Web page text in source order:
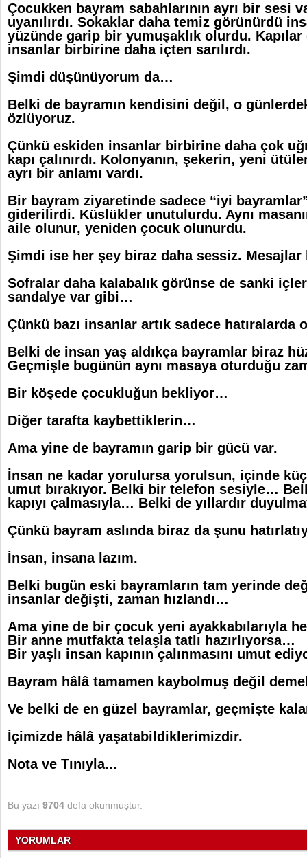
Çocukken bayram sabahlarının ayrı bir sesi
uyanılırdı. Sokaklar daha temiz görünürdü
yüzünde garip bir yumuşaklık olurdu. Kapılar
insanlar birbirine daha içten sarılırdı.
Şimdi düşünüyorum da…
Belki de bayramın kendisini değil, o
özlüyoruz.
Çünkü eskiden insanlar birbirine daha çok
kapı çalınırdı. Kolonyanın, şekerin, yeni
ayrı bir anlamı vardı.
Bir bayram ziyaretinde sadece “iyi
giderilirdi. Küslükler unutulurdu. Aynı
aile olunur, yeniden çocuk olunurdu.
Şimdi ise her şey biraz daha sessiz. Mesajlar
Sofralar daha kalabalık görünse de sanki
sandalye var gibi…
Çünkü bazı insanlar artık sadece
Belki de insan yaş aldıkça bayramlar biraz
Geçmişle bugünün aynı masaya oturduğu
Bir köşede çocukluğun bekliyor…
Diğer tarafta kaybettiklerin…
Ama yine de bayramın garip bir gücü var.
İnsan ne kadar yorulursa yorulsun, içinde
umut bırakıyor. Belki bir telefon sesiyle…
kapıyı çalmasıyla… Belki de yıllardır
Çünkü bayram aslında biraz da şunu
İnsan, insana lazım.
Belki bugün eski bayramların tam yerinde
insanlar değişti, zaman hızlandı…
Ama yine de bir çocuk yeni ayakkabılarıyla
Bir anne mutfakta telaşla tatlı hazırlıyorsa…
Bir yaşlı insan kapının çalınmasını umut
Bayram hâlâ tamamen kaybolmuş değil
Ve belki de en güzel bayramlar, geçmişte
İçimizde hâlâ yaşatabildiklerimizdir.
Nota ve Tınıyla...
Bu yazı 9704 defa okunmuştur.
YORUMLAR